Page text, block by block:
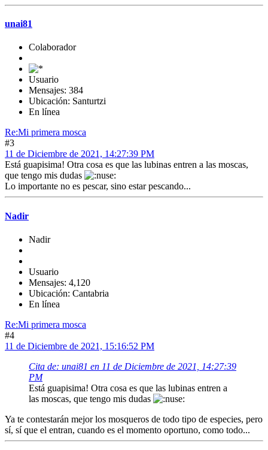
unai81
Colaborador
Usuario
Mensajes: 384
Ubicación: Santurtzi
En línea
Re:Mi primera mosca
#3
11 de Diciembre de 2021, 14:27:39 PM
Está guapisima! Otra cosa es que las lubinas entren a las moscas,
que tengo mis dudas
Lo importante no es pescar, sino estar pescando...
Nadir
Nadir
Usuario
Mensajes: 4,120
Ubicación: Cantabria
En línea
Re:Mi primera mosca
#4
11 de Diciembre de 2021, 15:16:52 PM
Cita de: unai81 en 11 de Diciembre de 2021, 14:27:39
PM
Está guapisima! Otra cosa es que las lubinas entren a
las moscas, que tengo mis dudas
Ya te contestarán mejor los mosqueros de todo tipo de especies, pero
sí, sí que el entran, cuando es el momento oportuno, como todo...